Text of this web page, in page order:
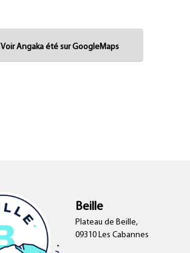
Voir Angaka été sur GoogleMaps
Beille
Plateau de Beille,
09310 Les Cabannes